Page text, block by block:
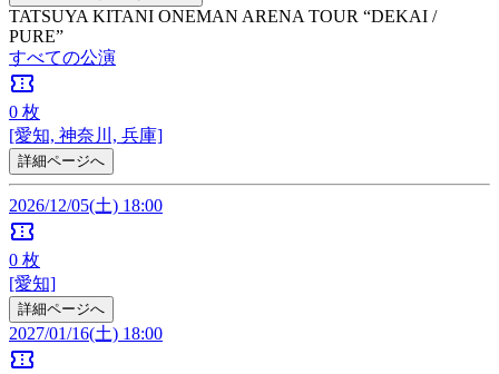
TATSUYA KITANI ONEMAN ARENA TOUR “DEKAI /
PURE”
すべての公演
confirmation_number
0 枚
[愛知, 神奈川, 兵庫]
詳細ページへ
2026/12/05(土) 18:00
confirmation_number
0 枚
[愛知]
詳細ページへ
2027/01/16(土) 18:00
confirmation_number